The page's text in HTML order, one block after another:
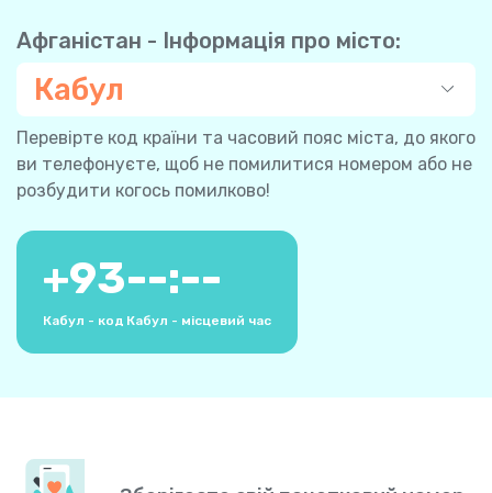
Афганістан - Інформація про місто:
Кабул
Перевірте код країни та часовий пояс міста, до якого
ви телефонуєте, щоб не помилитися номером або не
розбудити когось помилково!
+93
Кабул - код
--:--
Кабул - місцевий час